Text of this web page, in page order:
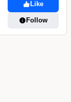
Like
Follow